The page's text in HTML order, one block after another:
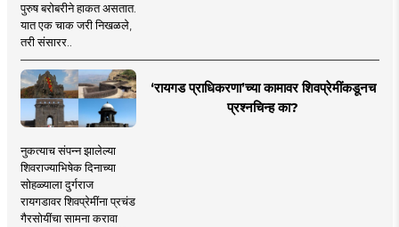
पुरुष बरोबरीने हाकत असतात.
यात एक चाक जरी निखळले,
तरी संसारर..
‘रायगड प्राधिकरणा’च्या कामावर शिवप्रेमींकडूनच
प्रश्नचिन्ह का?
नुकत्याच संपन्न झालेल्या
शिवराज्याभिषेक दिनाच्या
सोहळ्याला दुर्गराज
रायगडावर शिवप्रेमींना प्रचंड
गैरसोयींचा सामना करावा